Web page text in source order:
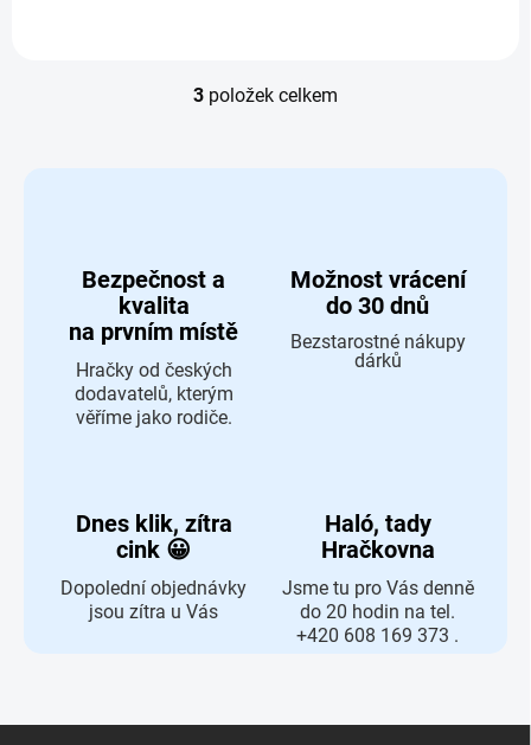
Ovládací prvky výpisu
3 položek celkem
Bezpečnost a
kvalita
na prvním místě
Hračky od českých
dodavatelů, kterým
věříme jako rodiče.
Možnost vrácení
do 30 dnů
Bezstarostné nákupy
dárků
Dnes klik, zítra
cink 😀
Dopolední objednávky
jsou zítra u Vás
Haló, tady
Hračkovna
Jsme tu pro Vás denně
do 20 hodin na tel.
+420 608 169 373 .